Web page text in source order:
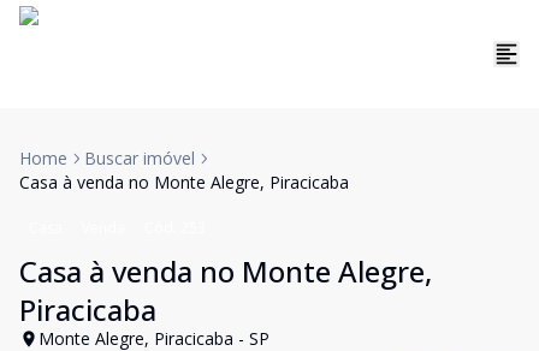
Home
Buscar imóvel
Casa à venda no Monte Alegre, Piracicaba
Casa à venda no Monte Alegre,
Piracicaba
Monte Alegre, Piracicaba - SP